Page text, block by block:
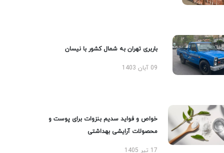
باربری تهران به شمال کشور با نیسان
09 آبان 1403
خواص و فواید سدیم بنزوات برای پوست و
محصولات آرایشی بهداشتی
17 تیر 1405